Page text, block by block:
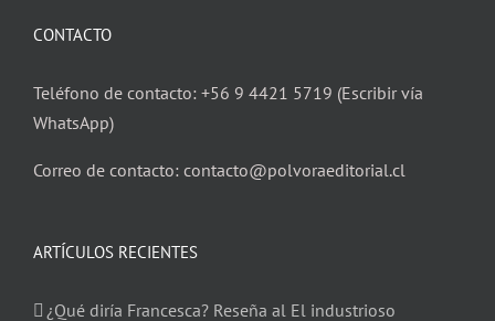
CONTACTO
Teléfono de contacto: +56 9 4421 5719 (Escribir vía
WhatsApp)
Correo de contacto: contacto@polvoraeditorial.cl
ARTÍCULOS RECIENTES
¿Qué diría Francesca? Reseña al El industrioso